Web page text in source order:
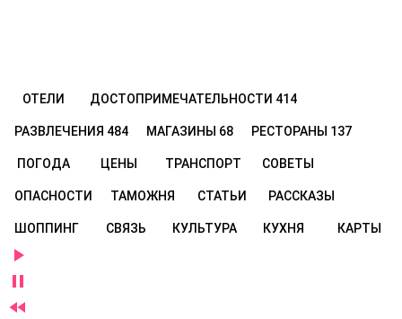
ОТЕЛИ ДОСТОПРИМЕЧАТЕЛЬНОСТИ 414
РАЗВЛЕЧЕНИЯ 484 МАГАЗИНЫ 68 РЕСТОРАНЫ 137
ПОГОДА ЦЕНЫ ТРАНСПОРТ СОВЕТЫ
ОПАСНОСТИ ТАМОЖНЯ СТАТЬИ РАССКАЗЫ
ШОППИНГ СВЯЗЬ КУЛЬТУРА КУХНЯ КАРТЫ


